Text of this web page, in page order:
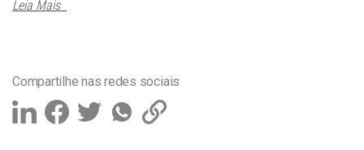
Leia Mais
Compartilhe nas redes sociais